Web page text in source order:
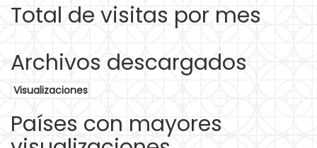
Total de visitas por mes
Archivos descargados
Visualizaciones
Países con mayores